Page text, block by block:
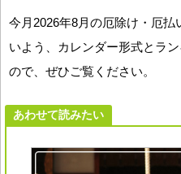
今月2026年8月の厄除け・厄
いよう、カレンダー形式とラ
ので、ぜひご覧ください。
あわせて読みたい